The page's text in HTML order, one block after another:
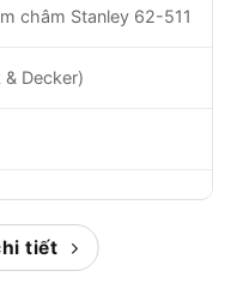
châm Stanley 62-511
& Decker)
3/16 inch, 1/4 inch
tiết